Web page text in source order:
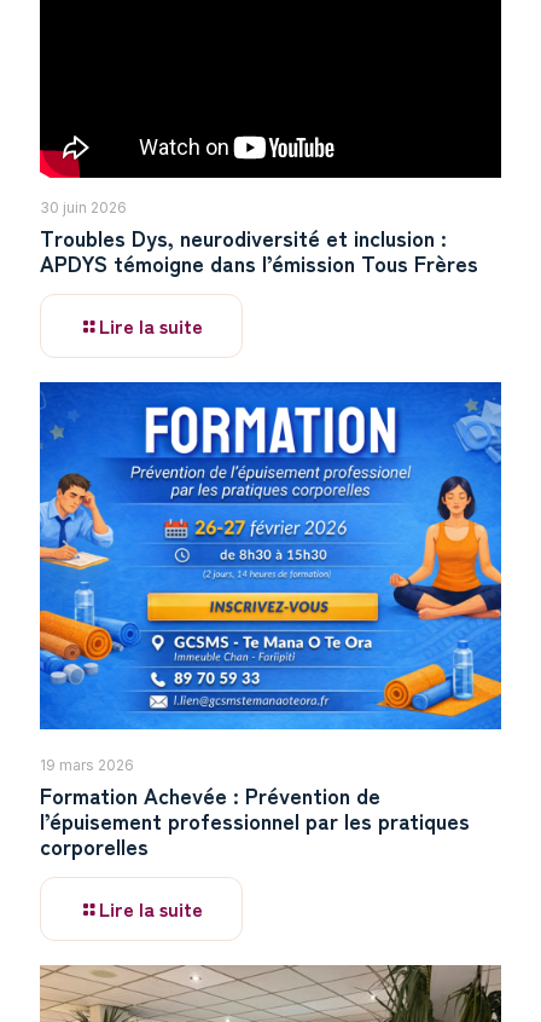
30 juin 2026
Troubles Dys, neurodiversité et inclusion :
APDYS témoigne dans l’émission Tous Frères
Lire la suite
19 mars 2026
Formation Achevée : Prévention de
l’épuisement professionnel par les pratiques
corporelles
Lire la suite